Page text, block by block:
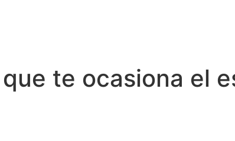
te ocasiona el